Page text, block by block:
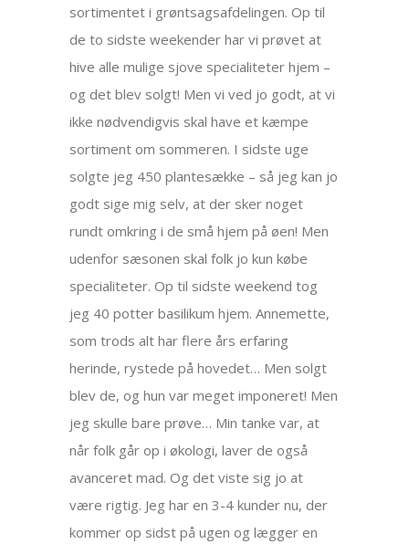
sortimentet i grøntsagsafdelingen. Op til
de to sidste weekender har vi prøvet at
hive alle mulige sjove specialiteter hjem –
og det blev solgt! Men vi ved jo godt, at vi
ikke nødvendigvis skal have et kæmpe
sortiment om sommeren. I sidste uge
solgte jeg 450 plantesække – så jeg kan jo
godt sige mig selv, at der sker noget
rundt omkring i de små hjem på øen! Men
udenfor sæsonen skal folk jo kun købe
specialiteter. Op til sidste weekend tog
jeg 40 potter basilikum hjem. Annemette,
som trods alt har flere års erfaring
herinde, rystede på hovedet… Men solgt
blev de, og hun var meget imponeret! Men
jeg skulle bare prøve… Min tanke var, at
når folk går op i økologi, laver de også
avanceret mad. Og det viste sig jo at
være rigtig. Jeg har en 3-4 kunder nu, der
kommer op sidst på ugen og lægger en